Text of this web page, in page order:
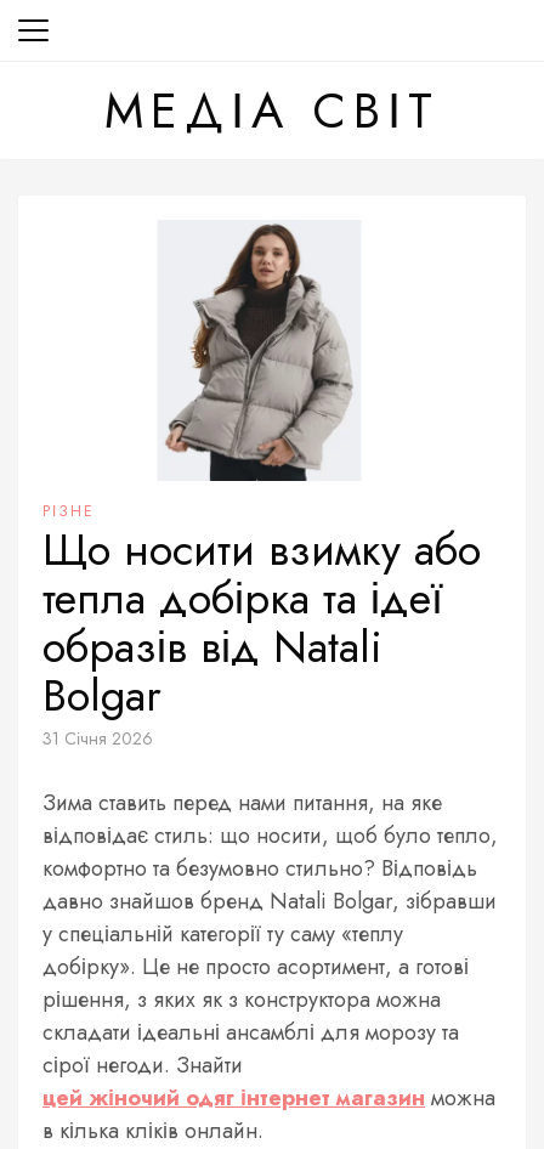
Перейти
до
МЕДІА СВІТ
РІЗНЕ
Що носити взимку або
тепла добірка та ідеї
образів від Natali
Bolgar
31 Січня 2026
Зима ставить перед нами питання, на яке
відповідає стиль: що носити, щоб було тепло,
комфортно та безумовно стильно? Відповідь
давно знайшов бренд Natali Bolgar, зібравши
у спеціальній категорії ту саму «теплу
добірку». Це не просто асортимент, а готові
рішення, з яких як з конструктора можна
складати ідеальні ансамблі для морозу та
сірої негоди. Знайти
цей жіночий одяг інтернет магазин можна
в кілька кліків онлайн.